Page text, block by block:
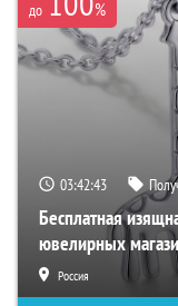
до %
03:42:42
Бесплатная
ювелирных
Россия